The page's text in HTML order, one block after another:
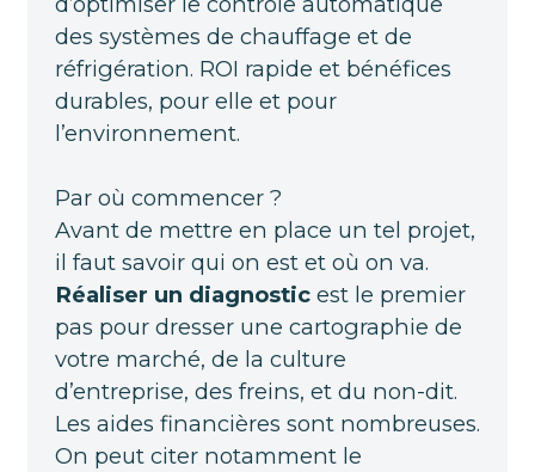
des systèmes de chauffage et de
réfrigération. ROI rapide et bénéfices
durables, pour elle et pour
l’environnement.
Par où commencer ?
Avant de mettre en place un tel projet,
il faut savoir qui on est et où on va.
Réaliser un diagnostic est le premier
pas pour dresser une cartographie de
votre marché, de la culture
d’entreprise, des freins, et du non-dit.
Les aides financières sont nombreuses.
On peut citer notamment le